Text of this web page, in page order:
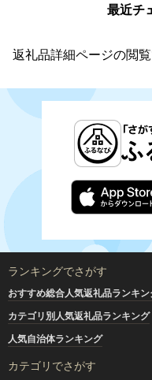
最近チ
返礼品詳細ページの閲
ランキングでさがす
おすすめ総合人気返礼品ランキン
カテゴリ別人気返礼品ランキング
人気自治体ランキング
カテゴリでさがす